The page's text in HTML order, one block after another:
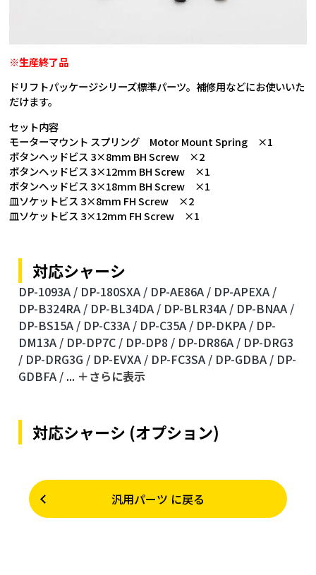
※生産終了品
ドリフトパッケージシリーズ標準パーツ。補修用などにお使いいた
だけます。
セット内容
モーターマウント スプリング Motor Mount Spring ×1
ボタンヘッドビス 3×8mm BH Screw ×2
ボタンヘッドビス 3×12mm BH Screw ×1
ボタンヘッドビス 3×18mm BH Screw ×1
皿ソケットビス 3×8mm FH Screw ×2
皿ソケットビス 3×12mm FH Screw ×1
対応シャーシ
DP-1093A / DP-180SXA / DP-AE86A / DP-APEXA /
DP-B324RA / DP-BL34DA / DP-BLR34A / DP-BNAA /
DP-BS15A / DP-C33A / DP-C35A / DP-DKPA / DP-
DM13A / DP-DP7C / DP-DP8 / DP-DR86A / DP-DRG3
/ DP-DRG3G / DP-EVXA / DP-FC3SA / DP-GDBA / DP-
GDBFA / ... ＋さらに表⽰
対応シャーシ (オプション)
汎用パーツ に戻る